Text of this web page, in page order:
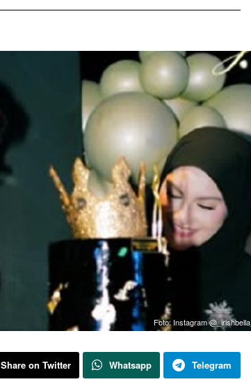
Foto: Instagram @_irishbella_
Share on Twitter Whatsapp Telegram